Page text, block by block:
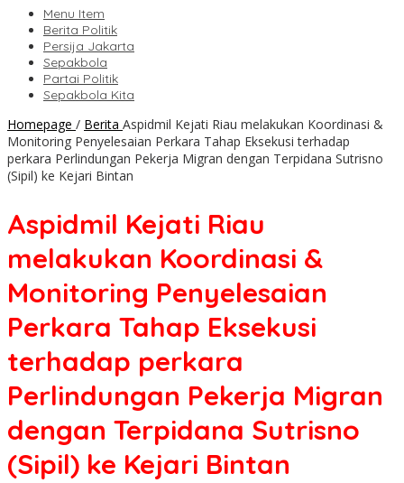
Menu Item
Berita Politik
Persija Jakarta
Sepakbola
Partai Politik
Sepakbola Kita
Homepage / Berita Aspidmil Kejati Riau melakukan Koordinasi &
Monitoring Penyelesaian Perkara Tahap Eksekusi terhadap
perkara Perlindungan Pekerja Migran dengan Terpidana Sutrisno
(Sipil) ke Kejari Bintan
Aspidmil Kejati Riau
melakukan Koordinasi &
Monitoring Penyelesaian
Perkara Tahap Eksekusi
terhadap perkara
Perlindungan Pekerja Migran
dengan Terpidana Sutrisno
(Sipil) ke Kejari Bintan